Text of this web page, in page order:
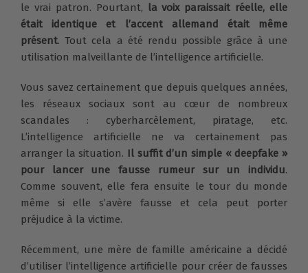
le vrai patron. Pourtant, la voix paraissait réelle, elle
était identique et l’accent allemand était même
présent. Tout cela a été rendu possible grâce à une
utilisation malveillante de l’intelligence artificielle.
Vous savez certainement que depuis quelques années,
les réseaux sociaux sont au cœur de nombreux
scandales : cyberharcèlement, piratage, etc.
L’intelligence artificielle ne va certainement pas
arranger la situation. Il suffit d’un simple « deepfake »
pour lancer une fausse rumeur sur un individu.
Comme souvent, elle fera ensuite le tour du monde
même si elle s’avère fausse et cela peut porter
préjudice à la victime.
Récemment, une mère de famille américaine a décidé
d’utiliser l’intelligence artificielle pour créer de fausses